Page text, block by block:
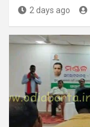
2 days ago